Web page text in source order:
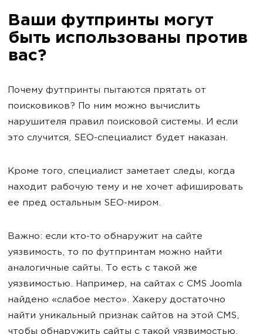
Ваши футпринты могут
быть использованы против
вас?
Почему футпринты пытаются прятать от
поисковиков? По ним можно вычислить
нарушителя правил поисковой системы. И если
это случится, SEO-специалист будет наказан.
Кроме того, специалист заметает следы, когда
находит рабочую тему и не хочет афишировать
ее пред остальным SEO-миром.
Важно: если кто-то обнаружит на сайте
уязвимость, то по футпринтам можно найти
аналогичные сайты. То есть с такой же
уязвимостью. Например, на сайтах с CMS Joomla
найдено «слабое место». Хакеру достаточно
найти уникальный признак сайтов на этой CMS,
чтобы обнаружить сайты с такой уязвимостью.